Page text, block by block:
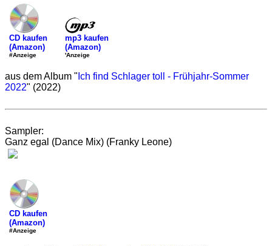
CD kaufen
(Amazon)
#Anzeige
mp3 kaufen
(Amazon)
'Anzeige
aus dem Album " Ich find Schlager toll - Frühjahr-Sommer
2022" (2022)
Sampler:
Ganz egal (Dance Mix) (Franky Leone)
CD kaufen
(Amazon)
#Anzeige